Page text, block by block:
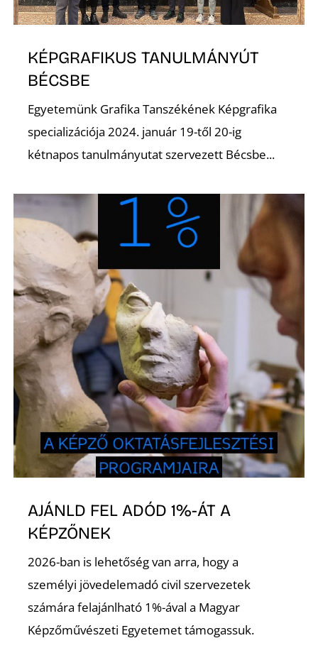
KÉPGRAFIKUS TANULMÁNYÚT
BÉCSBE
Egyetemünk Grafika Tanszékének Képgrafika
specializációja 2024. január 19-től 20-ig
kétnapos tanulmányutat szervezett Bécsbe...
AJÁNLD FEL ADÓD 1%-ÁT A
KÉPZŐNEK
2026-ban is lehetőség van arra, hogy a
személyi jövedelemadó civil szervezetek
számára felajánlható 1%-ával a Magyar
Képzőművészeti Egyetemet támogassuk.